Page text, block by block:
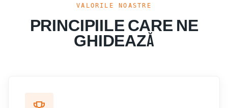
VALORILE NOASTRE
PRINCIPIILE CARE NE
GHIDEAZĂ